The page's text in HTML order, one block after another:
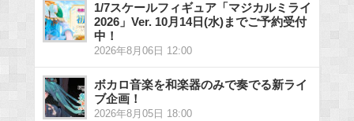
1/7スケールフィギュア「マジカルミライ
2026」Ver. 10月14日(水)までご予約受付
中！
2026年8月06日 12:00
ボカロ音楽を和楽器のみで奏でる新ライ
ブ企画！
2026年8月05日 18:00